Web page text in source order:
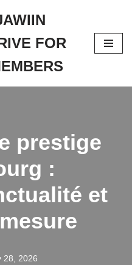
FOR
prestige
:
et
28, 2026